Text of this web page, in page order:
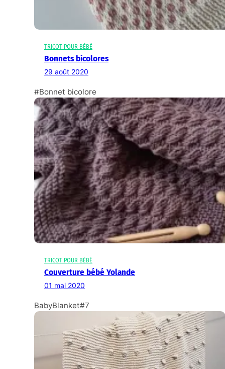
TRICOT POUR BÉBÉ
Bonnets bicolores
29 août 2020
#Bonnet bicolore
TRICOT POUR BÉBÉ
Couverture bébé Yolande
01 mai 2020
BabyBlanket#7